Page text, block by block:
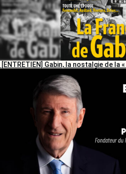
[ENTRETIEN] Gabin, la nostalgie de la